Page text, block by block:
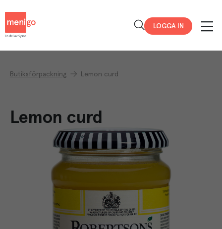
LOGGA IN
Butiksförpackning Lemon curd
Lemon curd